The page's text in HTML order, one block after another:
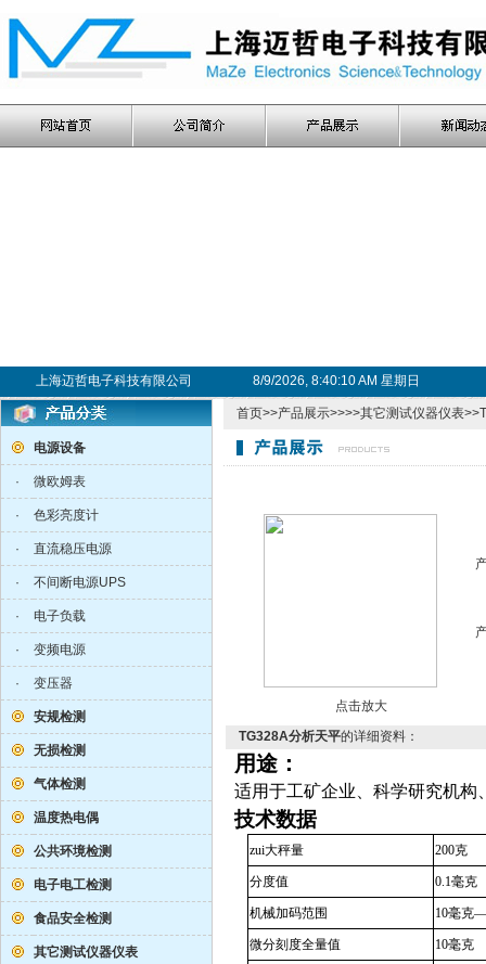
上海迈哲电子科技有限公司 8/9/2026, 8:40:11 AM 星期日
电源设备
· 微欧姆表
· 色彩亮度计
· 直流稳压电源
· 不间断电源UPS
· 电子负载
· 变频电源
· 变压器
安规检测
无损检测
气体检测
温度热电偶
公共环境检测
电子电工检测
食品安全检测
其它测试仪器仪表
首页>>产品展示>>>>其它测试仪器仪表
点击放大
TG328A分析天平的详细资料：
用途：
适用于工矿企业、科学研究机构
技术数据
zui大秤量 200克
分度值 0.1毫克
机械加码范围 10毫克
微分刻度全量值 10毫克